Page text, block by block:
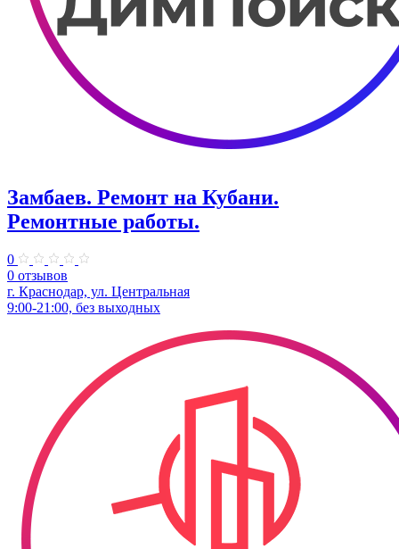
Замбаев. Ремонт на Кубани.
Ремонтные работы.
0
0 отзывов
г. Краснодар, ул. Центральная
9:00-21:00, без выходных